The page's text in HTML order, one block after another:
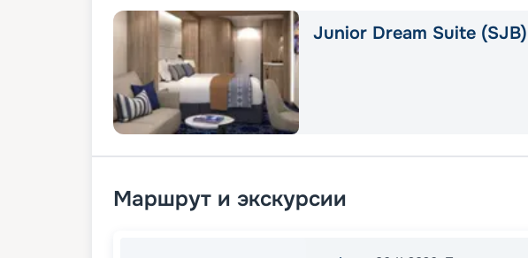
Junior Dream Suite (SJB)
Маршрут и экскурсии